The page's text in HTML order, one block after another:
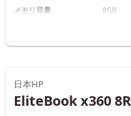
メモリ容量 8GB
日本HP
EliteBook x360